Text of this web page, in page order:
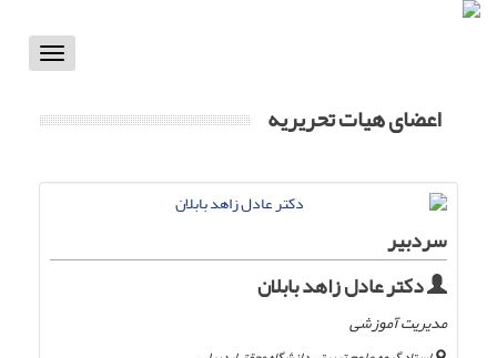
Toggle
اعضای هیات تحریریه
سردبیر
دکتر عادل زاهد بابلان
مدیریت آموزشی